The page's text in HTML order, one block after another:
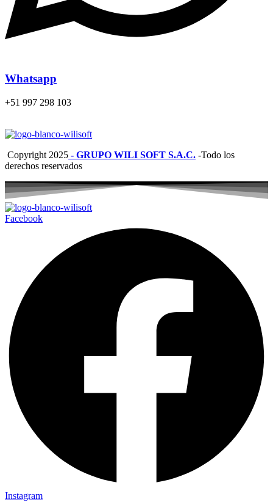
Whatsapp
+51 997 298 103
Copyright 2025 - GRUPO WILI SOFT S.A.C. -Todo los
derechos reservados
Facebook
Instagram